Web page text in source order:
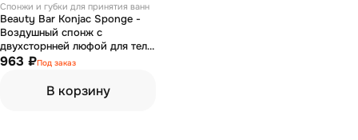
Спонжи и губки для принятия ванн
Beauty Bar Konjac Sponge -
Воздушный спонж с
двухсторнней люфой для тела
(с бамбуковым углем)
963 ₽Под заказ
В корзину